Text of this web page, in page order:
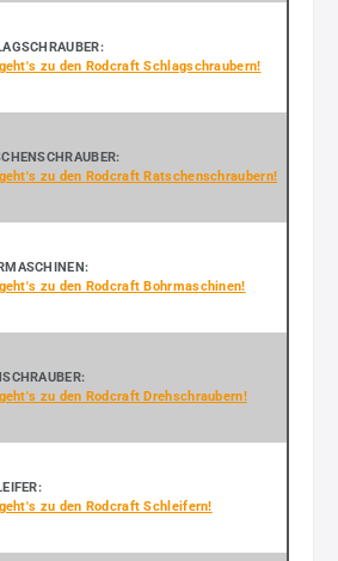
zu den Rodcraft Schlagschraubern!
zu den Rodcraft Ratschenschraubern!
zu den Rodcraft Bohrmaschinen!
zu den Rodcraft Drehschraubern!
zu den Rodcraft Schleifern!